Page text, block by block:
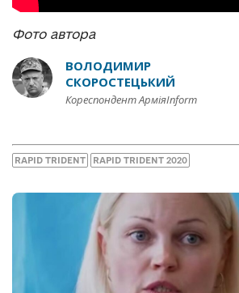
Фото автора
ВОЛОДИМИР
СКОРОСТЕЦЬКИЙ
Кореспондент АрміяInform
RAPID TRIDENT RAPID TRIDENT 2020